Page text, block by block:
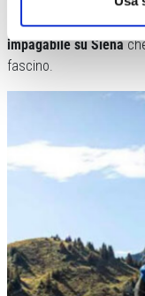
Il ristorante ha sale al
impagabile su Siena
fascino.